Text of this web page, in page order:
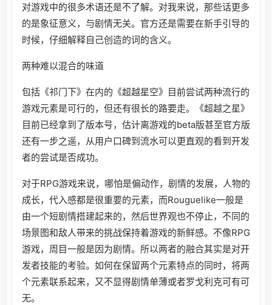
对游戏中的很多术语还是不了解。对我来说，那些话更多
的是象征意义，与剧情无关。官方还是需要在新手引导的
时候，仔细解释自己创造的词的含义。
两种难以混合的味道
包括《祁门下》在内的《超越星空》目前尝试两种流行的
游戏元素是可行的，但还有很长的路要走。《超越之星》
目前已经拿到了版本号，估计离游戏的beta版甚至官方版
还有一步之遥，从用户口碑到流水可以更直观的看到开发
者的尝试是否成功。
对于RPG游戏来说，哪怕是偏动作，剧情的发展，人物的
成长，代入感都是很重要的元素，而Rouguelike一般是
由一个短剧情搭建起来的，然后世界观也不停止，不同的
场景图和敌人带来的挑战保持着游戏的新鲜感。不像RPG
游戏，周目一般是因为剧情。所以两者的融合其实是对开
发者技能的考验。如何在保留两个元素特点的同时，将两
个元素联系起来，又不显得剧情单薄或者罗戈利克可有可
无。